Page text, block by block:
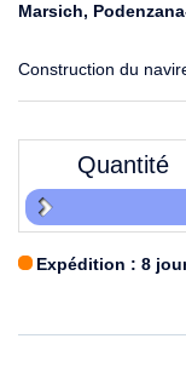
Marsich,
Construction du
Quantité
Expédition : 8